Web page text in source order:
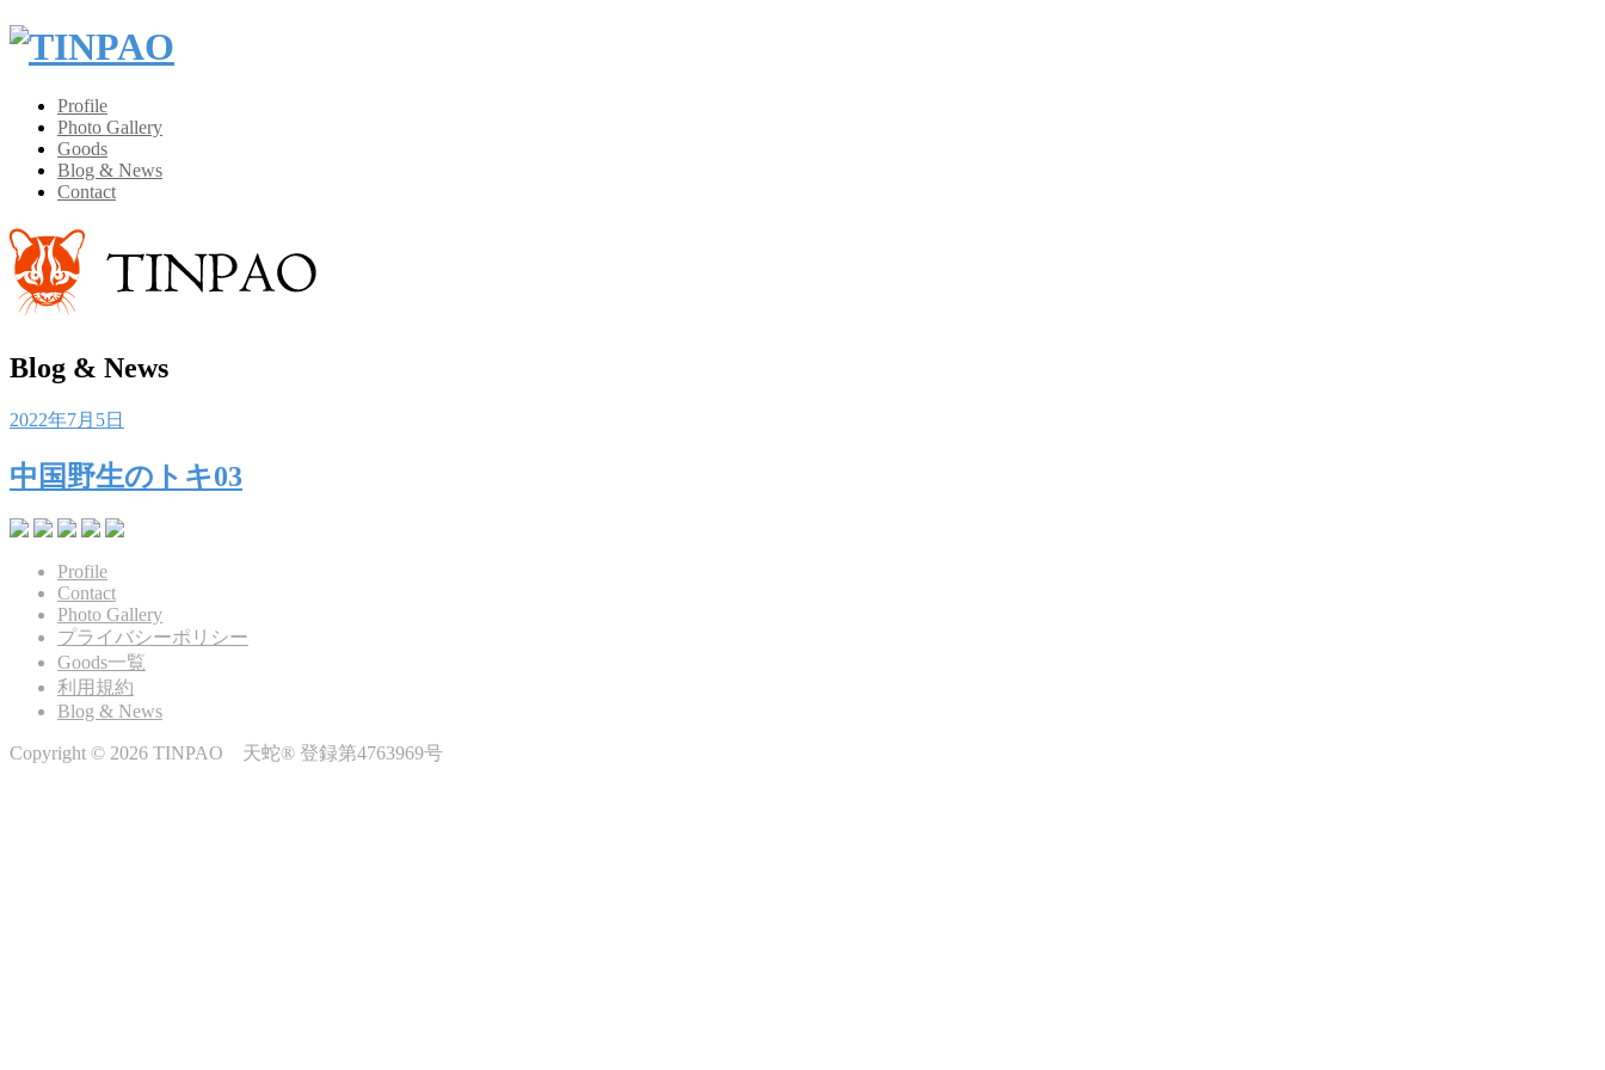
Profile
Photo Gallery
Goods
Blog & News
Contact
Blog & News
Posted
2022年7月5日
中国野生のトキ03
Profile
Contact
Photo Gallery
プライバシーポリシー
Goods一覧
利用規約
Blog & News
Copyright © 2026 TINPAO